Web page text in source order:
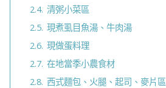
2.4. 清粥小菜區
2.5. 現煮虱目魚湯、牛肉湯
2.6. 現做蛋料理
2.7. 在地當季小農食材
2.8. 西式麵包、火腿、起司、麥片區